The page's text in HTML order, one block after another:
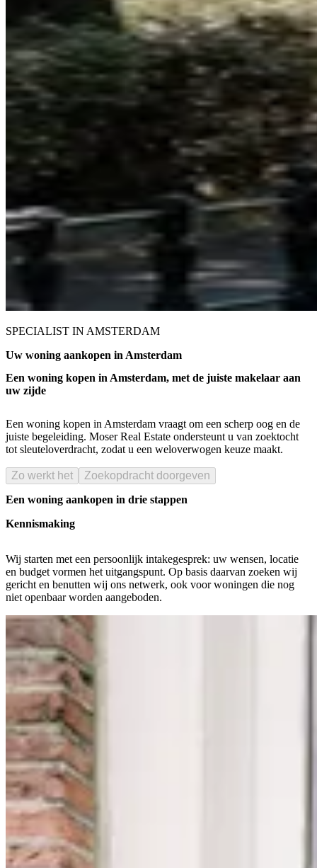
SPECIALIST IN AMSTERDAM
Uw woning aankopen in Amsterdam
Een woning kopen in Amsterdam, met de juiste makelaar aan
uw zijde
Een woning kopen in Amsterdam vraagt om een scherp oog en de
juiste begeleiding. Moser Real Estate ondersteunt u van zoektocht
tot sleuteloverdracht, zodat u een weloverwogen keuze maakt.
Zo werkt het Zoekopdracht doorgeven
Een woning aankopen in drie stappen
Kennismaking
Wij starten met een persoonlijk intakegesprek: uw wensen, locatie
en budget vormen het uitgangspunt. Op basis daarvan zoeken wij
gericht en benutten wij ons netwerk, ook voor woningen die nog
niet openbaar worden aangeboden.